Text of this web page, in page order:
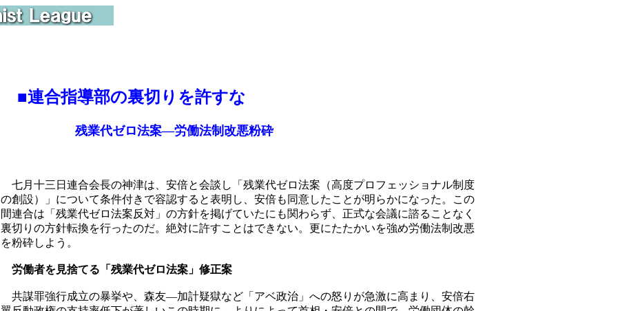
■連合指導部の裏切りを許すな
残業代ゼロ法案―労働法制改悪粉砕
七月十三日連合会長の神津は、安倍と会談し「残業代ゼロ法案（高度プロフェッショナル制度
の創設）」について条件付きで容認すると表明し、安倍も同意したことが明らかになった。この
間連合は「残業代ゼロ法案反対」の方針を掲げていたにも関わらず、正式な会議に諮ることなく
裏切りの方針転換を行ったのだ。絶対に許すことはできない。更にたたかいを強め労働法制改悪
を粉砕しよう。
労働者を見捨てる「残業代ゼロ法案」修正案
共謀罪強行成立の暴挙や、森友―加計疑獄など「アベ政治」への怒りが急激に高まり、安倍右